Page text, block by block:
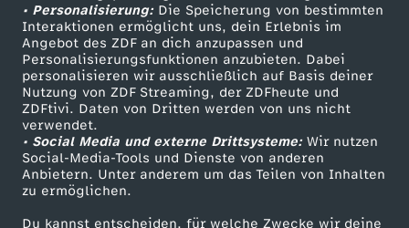
• Personalisierung:Die Speicherung von bestimmten
Interaktionen ermöglicht uns, dein Erlebnis im
Angebot des ZDF an dich anzupassen und
Personalisierungsfunktionen anzubieten. Dabei
personalisieren wir ausschließlich auf Basis deiner
Nutzung von ZDF Streaming, der ZDFheute und
ZDFtivi. Daten von Dritten werden von uns nicht
verwendet.
• Social Media und externe Drittsysteme:Wir nutzen
Social-Media-Tools und Dienste von anderen
Anbietern. Unter anderem um das Teilen von Inhalten
zu ermöglichen.
Du kannst entscheiden, für welche Zwecke wir deine
n
e
n
m
i
Sendungen A-Z
TV-Programm
Hilfe
ZDF Unternehmen
Karriere